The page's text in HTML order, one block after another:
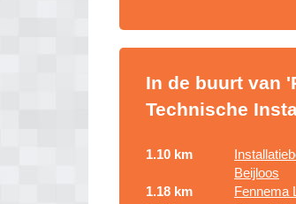
In de buurt van
Technische
1.10 km
Beijloos
1.18 km
Fennema